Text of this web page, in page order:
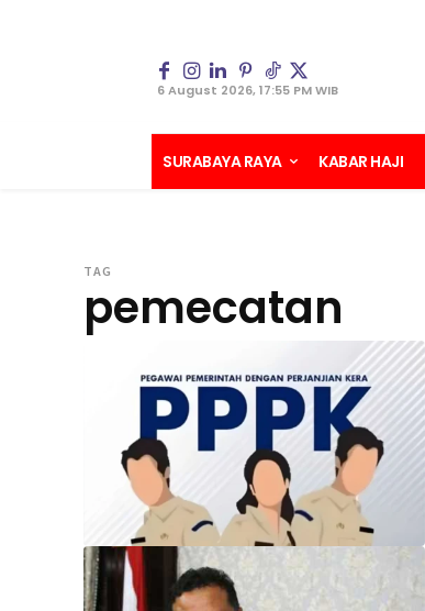
6 August 2026, 17:55 PM WIB
SURABAYA RAYA KABAR HAJI
TAG
pemecatan